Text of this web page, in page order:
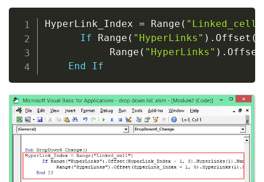
HyperLink_Index = Range ( "Linked_cell"
If Range ( "HyperLinks" ) . Offset (
           Range
( "HyperLinks" ) . Offset
End
If
Copy